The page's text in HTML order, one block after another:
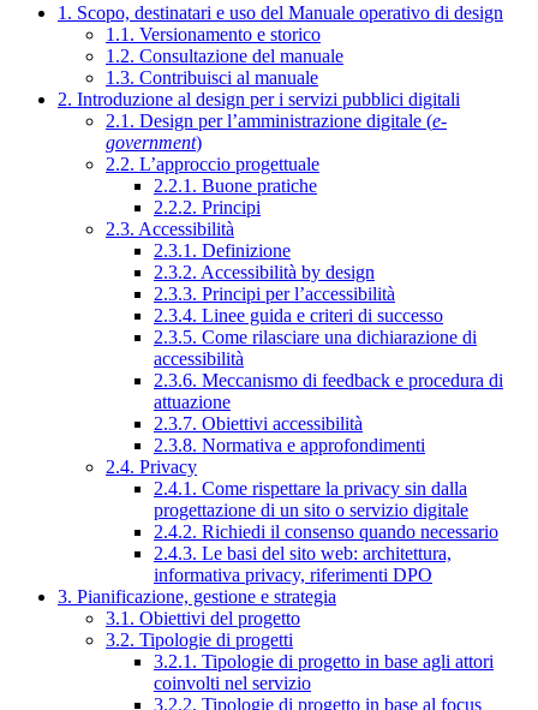
1. Scopo, destinatari e uso del Manuale operativo di design
1.1. Versionamento e storico
1.2. Consultazione del manuale
1.3. Contribuisci al manuale
2. Introduzione al design per i servizi pubblici digitali
2.1. Design per l’amministrazione digitale (e-
government)
2.2. L’approccio progettuale
2.2.1. Buone pratiche
2.2.2. Principi
2.3. Accessibilità
2.3.1. Definizione
2.3.2. Accessibilità by design
2.3.3. Principi per l’accessibilità
2.3.4. Linee guida e criteri di successo
2.3.5. Come rilasciare una dichiarazione di
accessibilità
2.3.6. Meccanismo di feedback e procedura di
attuazione
2.3.7. Obiettivi accessibilità
2.3.8. Normativa e approfondimenti
2.4. Privacy
2.4.1. Come rispettare la privacy sin dalla
progettazione di un sito o servizio digitale
2.4.2. Richiedi il consenso quando necessario
2.4.3. Le basi del sito web: architettura,
informativa privacy, riferimenti DPO
3. Pianificazione, gestione e strategia
3.1. Obiettivi del progetto
3.2. Tipologie di progetti
3.2.1. Tipologie di progetto in base agli attori
coinvolti nel servizio
3.2.2. Tipologie di progetto in base al focus